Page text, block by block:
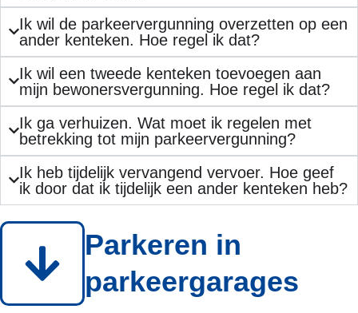
Ik wil de parkeervergunning overzetten op een
ander kenteken. Hoe regel ik dat?
Ik wil een tweede kenteken toevoegen aan
mijn bewonersvergunning. Hoe regel ik dat?
Ik ga verhuizen. Wat moet ik regelen met
betrekking tot mijn parkeervergunning?
Ik heb tijdelijk vervangend vervoer. Hoe geef
ik door dat ik tijdelijk een ander kenteken heb?
Parkeren in
parkeergarages